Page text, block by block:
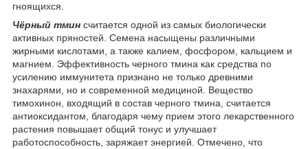
гноящихся.
Чёрный тмин считается одной из самых биологически
активных пряностей. Семена насыщены различными
жирными кислотами, а также калием, фосфором, кальцием и
магнием. Эффективность черного тмина как средства по
усилению иммунитета признано не только древними
знахарями, но и современной медициной. Вещество
тимохинон, входящий в состав черного тмина, считается
антиоксидантом, благодаря чему прием этого лекарственного
растения повышает общий тонус и улучшает
работоспособность, заряжает энергией. Отмечено, что